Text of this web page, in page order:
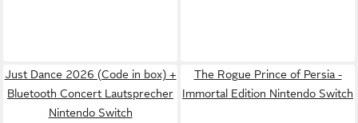
Just Dance 2026 (Code in box) +
Bluetooth Concert Lautsprecher
Nintendo Switch
The Rogue Prince of Persia -
Immortal Edition Nintendo Switch